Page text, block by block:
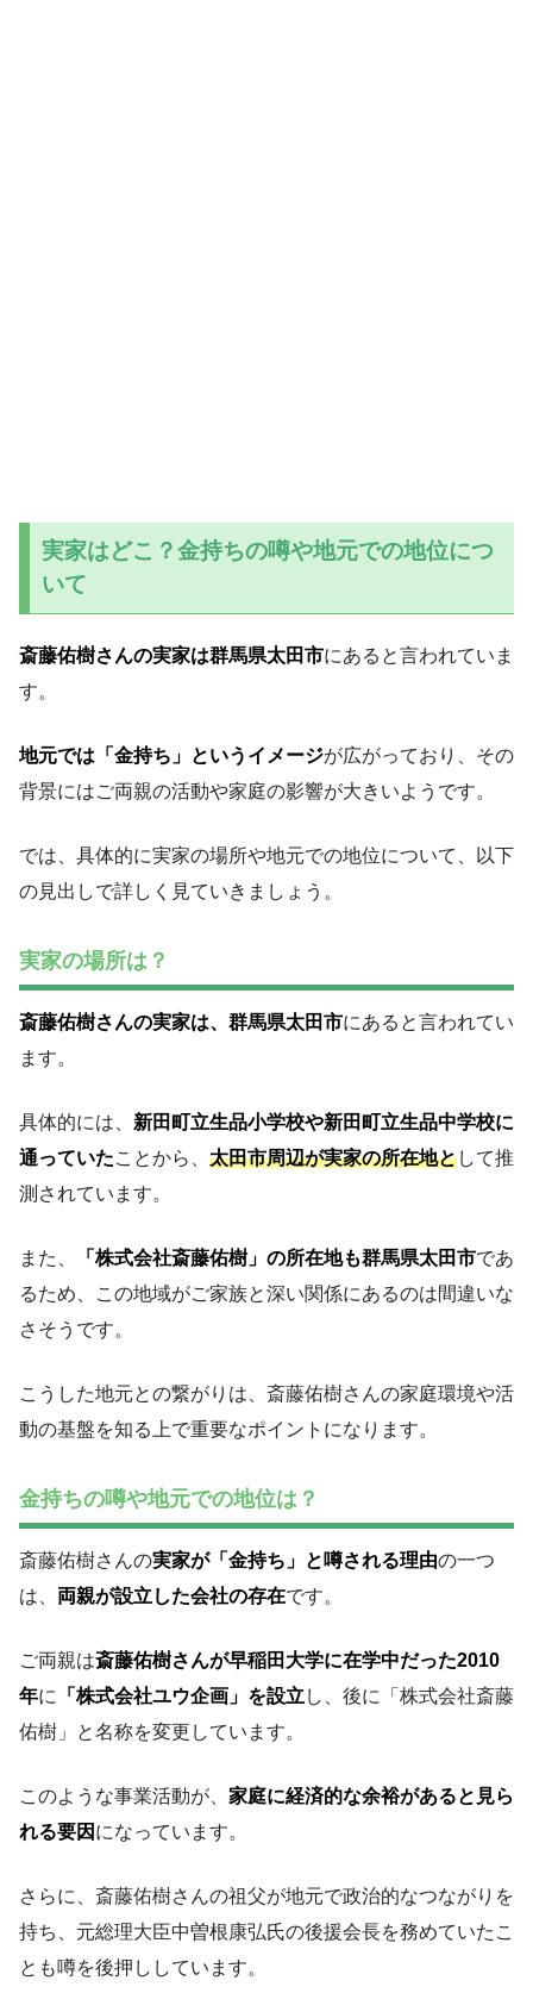
実家はどこ？金持ちの噂や地元での地位につ
いて
斎藤佑樹さんの実家は群馬県太田市にあると言われていま
す。
地元では「金持ち」というイメージが広がっており、その
背景にはご両親の活動や家庭の影響が大きいようです。
では、具体的に実家の場所や地元での地位について、以下
の見出しで詳しく見ていきましょう。
実家の場所は？
斎藤佑樹さんの実家は、群馬県太田市にあると言われてい
ます。
具体的には、 新田町立生品小学校や新田町立生品中学校に
通っていたことから、 太田市周辺が実家の所在地として推
測されています。
また、 「株式会社斎藤佑樹」の所在地も群馬県太田市であ
るため、この地域がご家族と深い関係にあるのは間違いな
さそうです。
こうした地元との繋がりは、斎藤佑樹さんの家庭環境や活
動の基盤を知る上で重要なポイントになります。
金持ちの噂や地元での地位は？
斎藤佑樹さんの実家が「金持ち」と噂される理由の一つ
は、 両親が設立した会社の存在です。
ご両親は斎藤佑樹さんが早稲田大学に在学中だった2010
年に 「株式会社ユウ企画」を設立 し、後に「株式会社斎藤
佑樹」と名称を変更しています。
このような事業活動が、 家庭に経済的な余裕があると見ら
れる要因 になっています。
さらに、斎藤佑樹さんの祖父が地元で政治的なつながりを
持ち、元総理大臣中曽根康弘氏の後援会長を務めていたこ
とも噂を後押ししています。